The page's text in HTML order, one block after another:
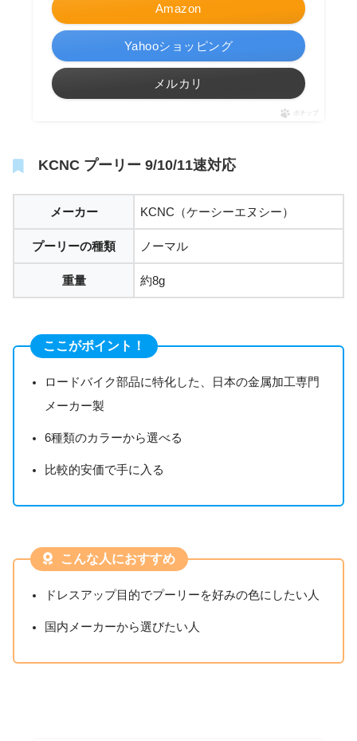
Amazon
Yahooショッピング
メルカリ
ポチップ
KCNC プーリー 9/10/11速対応
メーカー KCNC（ケーシーエヌシー）
プーリーの種類 ノーマル
重量 約8g
ここがポイント！
ロードバイク部品に特化した、日本の金属加工専門
メーカー製
6種類のカラーから選べる
比較的安価で手に入る
こんな人におすすめ
ドレスアップ目的でプーリーを好みの色にしたい人
国内メーカーから選びたい人